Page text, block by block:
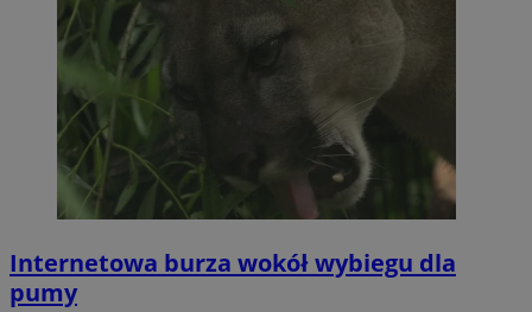
Internetowa burza wokół wybiegu dla
pumy